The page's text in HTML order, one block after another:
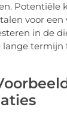
Potentiële
voor
in de
lange termijn